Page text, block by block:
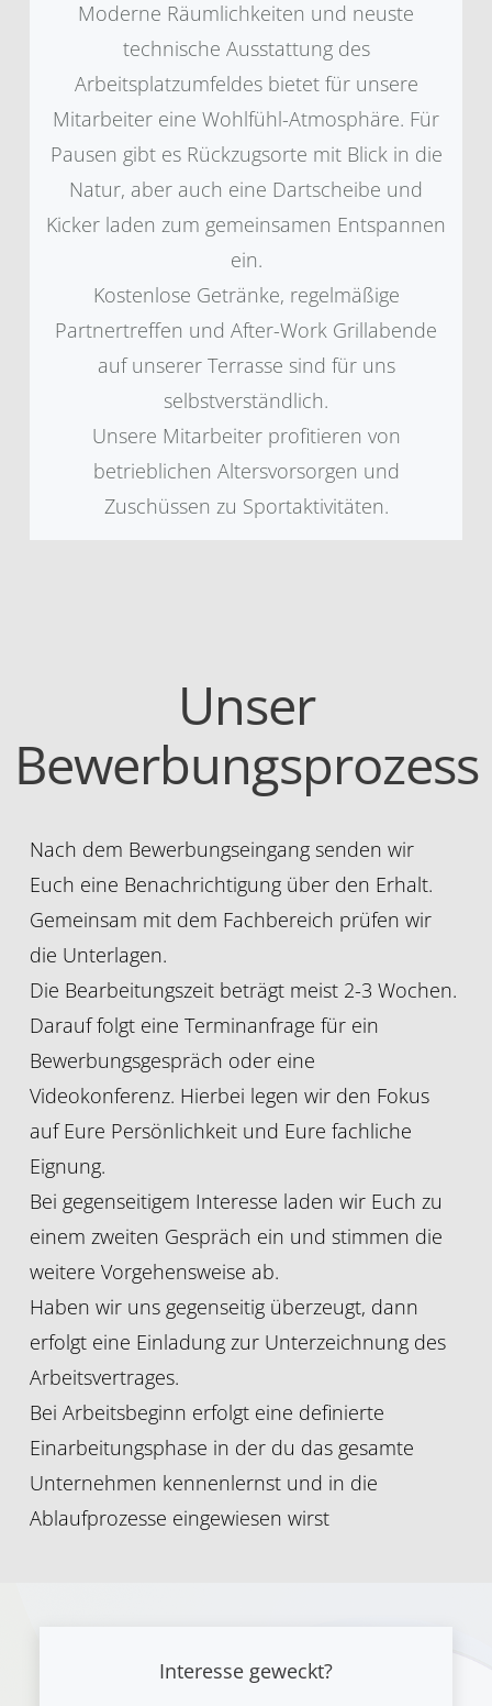
Moderne Räumlichkeiten und neuste
technische Ausstattung des
Arbeitsplatzumfeldes bietet für unsere
Mitarbeiter eine Wohlfühl-Atmosphäre. Für
Pausen gibt es Rückzugsorte mit Blick in die
Natur, aber auch eine Dartscheibe und
Kicker laden zum gemeinsamen Entspannen
ein.
Kostenlose Getränke, regelmäßige
Partnertreffen und After-Work Grillabende
auf unserer Terrasse sind für uns
selbstverständlich.
Unsere Mitarbeiter profitieren von
betrieblichen Altersvorsorgen und
Zuschüssen zu Sportaktivitäten.
Unser
Bewerbungsprozess
Nach dem Bewerbungseingang senden wir
Euch eine Benachrichtigung über den Erhalt.
Gemeinsam mit dem Fachbereich prüfen wir
die Unterlagen.
Die Bearbeitungszeit beträgt meist 2-3 Wochen.
Darauf folgt eine Terminanfrage für ein
Bewerbungsgespräch oder eine
Videokonferenz. Hierbei legen wir den Fokus
auf Eure Persönlichkeit und Eure fachliche
Eignung.
Bei gegenseitigem Interesse laden wir Euch zu
einem zweiten Gespräch ein und stimmen die
weitere Vorgehensweise ab.
Haben wir uns gegenseitig überzeugt, dann
erfolgt eine Einladung zur Unterzeichnung des
Arbeitsvertrages.
Bei Arbeitsbeginn erfolgt eine definierte
Einarbeitungsphase in der du das gesamte
Unternehmen kennenlernst und in die
Ablaufprozesse eingewiesen wirst
Interesse geweckt?